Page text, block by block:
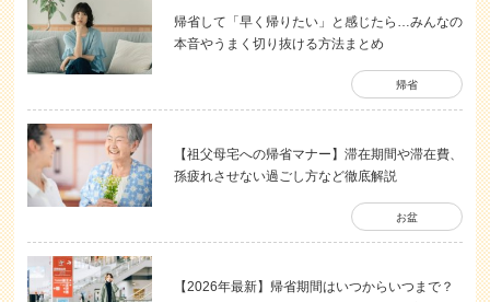
帰省して「早く帰りたい」と感じたら…みんなの
本音やうまく切り抜ける方法まとめ
帰省
【祖父母宅への帰省マナー】滞在期間や滞在費、
孫疲れさせない過ごし方など徹底解説
お盆
【2026年最新】帰省期間はいつからいつまで？